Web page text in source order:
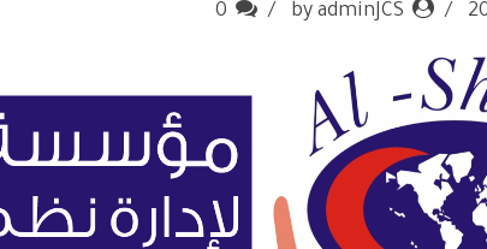
by adminJCS
0